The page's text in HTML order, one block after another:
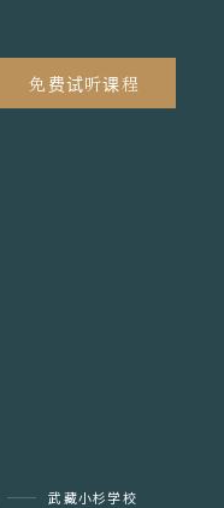
免费试听课程
武藏小杉学校